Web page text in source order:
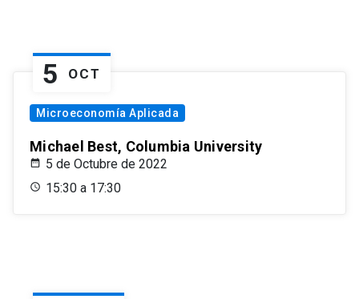
5 OCT
Microeconomía Aplicada
Michael Best, Columbia University
5 de Octubre de 2022
15:30 a 17:30